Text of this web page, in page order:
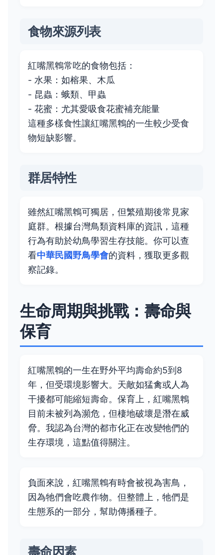
食物來源列表
紅嘴黑鵯常吃的食物包括：
- 水果：如榕果、木瓜
- 昆蟲：蛾類、甲蟲
- 花蜜：尤其愛吸食花蜜補充能量
這種多樣食性讓紅嘴黑鵯的一生較少受食
物短缺影響。
群居特性
雖然紅嘴黑鵯可獨居，但繁殖期後常見家
庭群。根據台灣鳥類資料庫的資訊，這種
行為有助於幼鳥學習生存技能。你可以查
看中華民國野鳥學會的資料，獲取更多觀
察記錄。
生命周期與挑戰：壽命與
保育
紅嘴黑鵯的一生在野外平均壽命約5到8
年，但受環境影響大。天敵如猛禽或人為
干擾都可能縮短壽命。保育上，紅嘴黑鵯
目前未被列為瀕危，但棲地破壞是潛在威
脅。我認為台灣的都市化正在改變牠們的
生存環境，這點值得關注。
負面來說，紅嘴黑鵯有時會被視為害鳥，
因為牠們會吃農作物。但整體上，牠們是
生態系的一部分，幫助傳播種子。
壽命因素